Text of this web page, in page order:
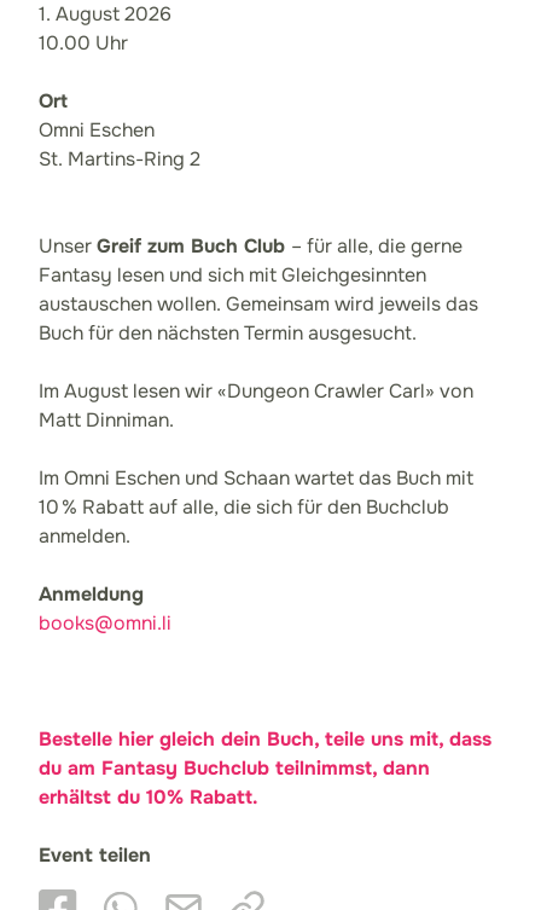
1. August 2026
10.00 Uhr
Ort
Omni Eschen
St. Martins-Ring 2
UnserGreif zum Buch Club – für alle, die gerne
Fantasy lesen und sich mit Gleichgesinnten
austauschen wollen. Gemeinsam wird jeweils das
Buch für den nächsten Termin ausgesucht.
Im August lesen wir «Dungeon Crawler Carl» von
Matt Dinniman.
Im Omni Eschen und Schaan wartet das Buch mit
10 % Rabatt auf alle, die sich für den Buchclub
anmelden.
Anmeldung
books@omni.li
Bestelle hier gleich dein Buch, teile uns mit, dass
du am Fantasy Buchclub teilnimmst, dann
erhältst du 10% Rabatt.
Event teilen